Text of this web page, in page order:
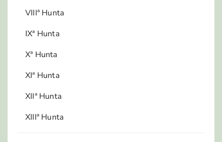
VIIIª Hunta
IXª Hunta
Xª Hunta
XIª Hunta
XIIª Hunta
XIIIª Hunta